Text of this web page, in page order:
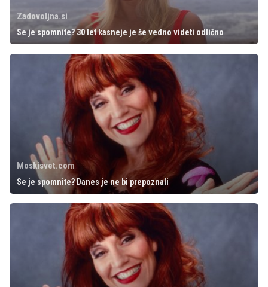
Zadovoljna.si
Se je spomnite? 30 let kasneje je še vedno videti odlično
Moskisvet.com
Se je spomnite? Danes je ne bi prepoznali